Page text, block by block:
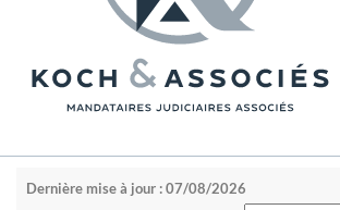
Dernière mise à jour : 07/08/2026